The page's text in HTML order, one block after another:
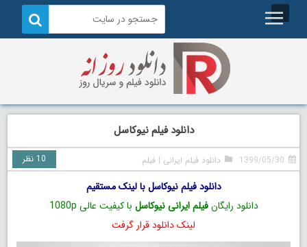
دانلود فیلم نیوکاسل
1399/05/30 دانلود فیلم ایرانی |فیلم 10 نظر
دانلود فیلم نیوکاسل با لینک مستقیم
دانلود رایگانفیلم ایرانی نیوکاسل با کیفیت عالی 1080p
لینک دانلود قرار گرفت